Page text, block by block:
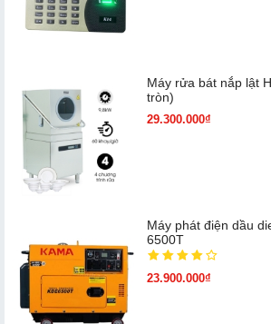
Máy rửa bát nắp lật
tròn)
29.300.000₫
Máy phát điện dầu
6500T
23.900.000₫